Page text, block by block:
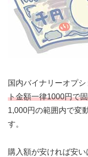
国内バイナリーオプシ
ト金額一律1000円で
1,000円の範囲内で変
す。
購入額が安ければ安